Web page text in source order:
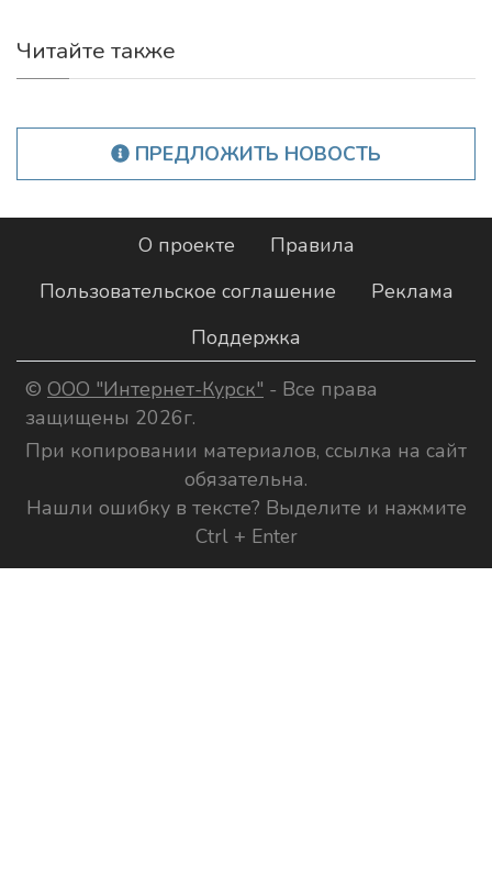
Читайте также
ПРЕДЛОЖИТЬ НОВОСТЬ
О проекте
Правила
Пользовательское соглашение
Реклама
Поддержка
© ООО "Интернет-Курск" - Все права
защищены 2026г.
При копировании материалов, ссылка на сайт
обязательна.
Нашли ошибку в тексте? Выделите и нажмите
Ctrl + Enter